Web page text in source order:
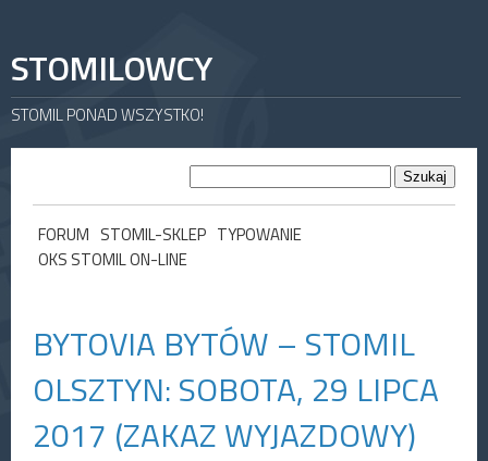
STOMILOWCY
STOMIL PONAD WSZYSTKO!
FORUM STOMIL-SKLEP TYPOWANIE
OKS STOMIL ON-LINE
BYTOVIA BYTÓW – STOMIL
OLSZTYN: SOBOTA, 29 LIPCA
2017 (ZAKAZ WYJAZDOWY)